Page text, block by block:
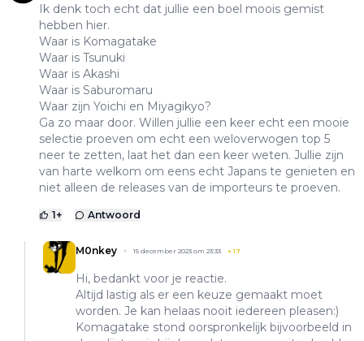
Ik denk toch echt dat jullie een boel moois gemist
hebben hier.
Waar is Komagatake
Waar is Tsunuki
Waar is Akashi
Waar is Saburomaru
Waar zijn Yoichi en Miyagikyo?
Ga zo maar door. Willen jullie een keer echt een mooie
selectie proeven om echt een weloverwogen top 5
neer te zetten, laat het dan een keer weten. Jullie zijn
van harte welkom om eens echt Japans te genieten en
niet alleen de releases van de importeurs te proeven.
1+ Antwoord
M0nkey 15 december 2023 om 23:33 +17
Hi, bedankt voor je reactie.
Altijd lastig als er een keuze gemaakt moet
worden. Je kan helaas nooit iedereen pleasen:)
Komagatake stond oorspronkelijk bijvoorbeeld in